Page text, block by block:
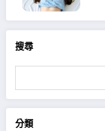
搜尋
分類